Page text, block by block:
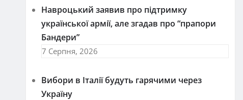
Навроцький заявив про підтримку
української армії, але згадав про “прапори
Бандери”
7 Серпня, 2026
Вибори в Італії будуть гарячими через
Україну